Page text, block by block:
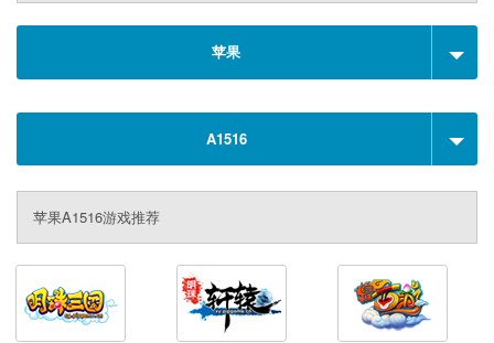
苹果
A1516
苹果A1516游戏推荐